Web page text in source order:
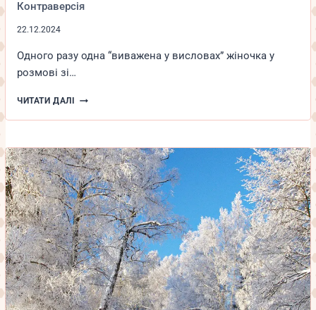
Контраверсія
22.12.2024
Одного разу одна “виважена у висловах” жіночка у
розмові зі…
ЧИТАТИ ДАЛІ КОНТРАВЕРСІЯ